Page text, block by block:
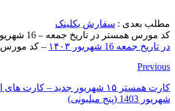
مطلب بعدی : سفارش بکلینک
کد مورس همستر در تاریخ جمعه – 16 شهریور ۱۴۰۳ |
در تاریخ جمعه 16 شهریور ۱۴۰۳
– کد مورس 16 شهریور همستر
Previous
شهریور 1403 (پنج میلیونی)